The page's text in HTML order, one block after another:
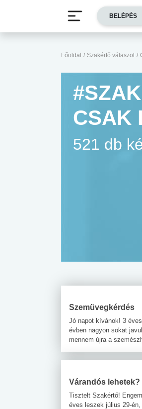
Főoldal / Szakértő válaszol /
CSAK
521 db
Szemüvegkérdés
Jó napot kívánok! 3
évben nagyon sokat
mennem újra a
Várandós lehetek?
Tisztelt Szakértő!
éves leszek július 29-
BELÉPÉS